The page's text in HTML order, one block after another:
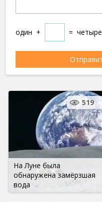
один + = четыре
На Луне была
обнаружена замёрзшая
вода
519